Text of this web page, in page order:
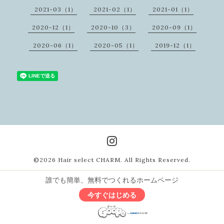
2021-03（1） 2021-02（1） 2021-01（1）
2020-12（1） 2020-10（3） 2020-09（1）
2020-06（1） 2020-05（1） 2019-12（1）
©2026 Hair select CHARM. All Rights Reserved.
誰でも簡単、無料でつくれるホームページ
今すぐはじめる